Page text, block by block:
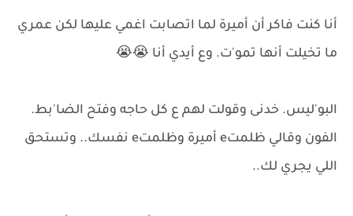
أنا كنت فاكر أن أميرة لما اتصابت اغمي عليها لكن عمري
ما تخيلت أنها تمو'ت. وع أيدي أنا 😭😭
البو'ليس. خدنى وقولت لهم ع كل حاجه وفتح الضا'بط.
الفون وقالي ظلمتe أميرة وظلمتe نفسك.. وتستحق
اللي يجري لك..